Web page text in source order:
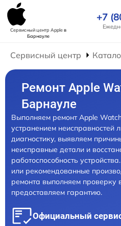
Сервисный центр Appleв
Барнауле
+7
Сервисный центр
Ремонт Apple
Барнауле
Выполняем ремонт Apple
устранением неисправностей
диагностику, выявляем
неисправные детали и
работоспособность
или рекомендованные
ремонта выполняем проверку
предоставляем гарантию.
Официальный